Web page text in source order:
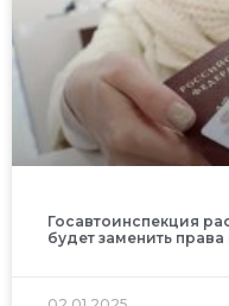
Госавтоинспекция
будет заменить